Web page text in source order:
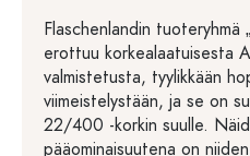
Flaschenlandin tuoteryhmä
erottuu korkealaatuisesta
valmistetusta, tyylikkään
viimeistelystään, ja se on
22/400 -korkin suulle.
pääominaisuutena on